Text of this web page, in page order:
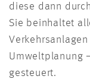
diese dann
Sie beinhaltet
Umweltplanung
gesteuert.